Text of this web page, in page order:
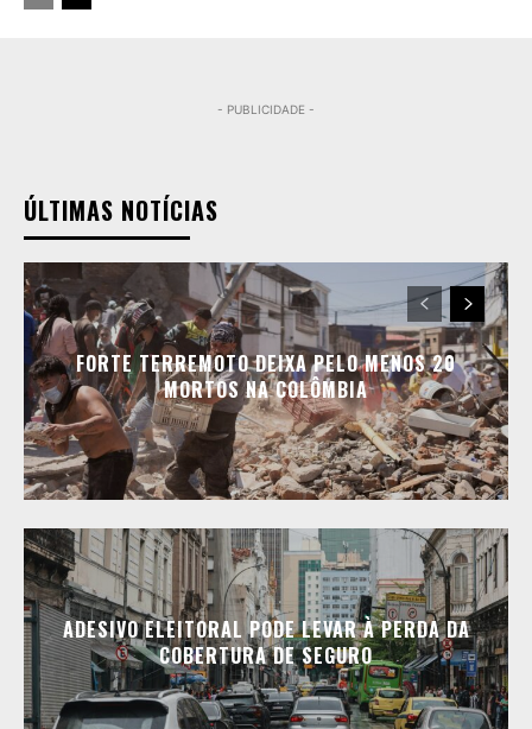
- PUBLICIDADE -
ÚLTIMAS NOTÍCIAS
FORTE TERREMOTO DEIXA PELO MENOS 20
MORTOS NA COLÔMBIA
ADESIVO ELEITORAL PODE LEVAR À PERDA DA
COBERTURA DE SEGURO